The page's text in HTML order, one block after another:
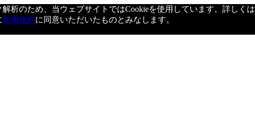
析のため、当ウェブサイトではCookieを使用しています。詳しくは
利用規約に同意いただいたものとみなします。